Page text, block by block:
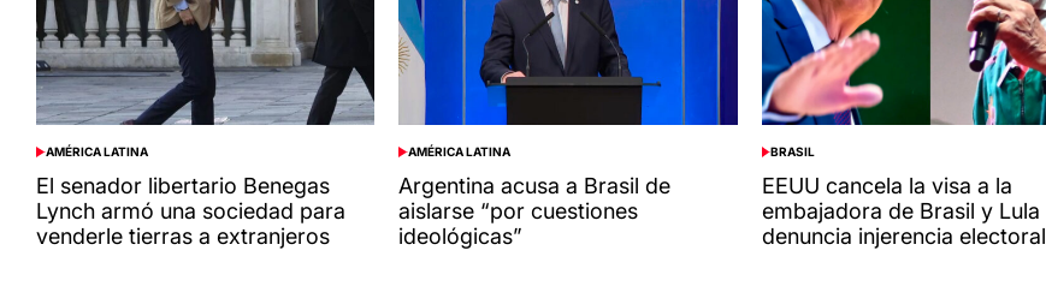
POSTED
IN
AMÉRICA LATINA
El senador libertario Benegas
Lynch armó una sociedad para
venderle tierras a extranjeros
POSTED
IN
AMÉRICA LATINA
Argentina acusa a Brasil de
aislarse “por cuestiones
ideológicas”
POSTED
IN
BRASIL
EEUU cancela la visa a la
embajadora de Brasil y Lula
denuncia injerencia electoral